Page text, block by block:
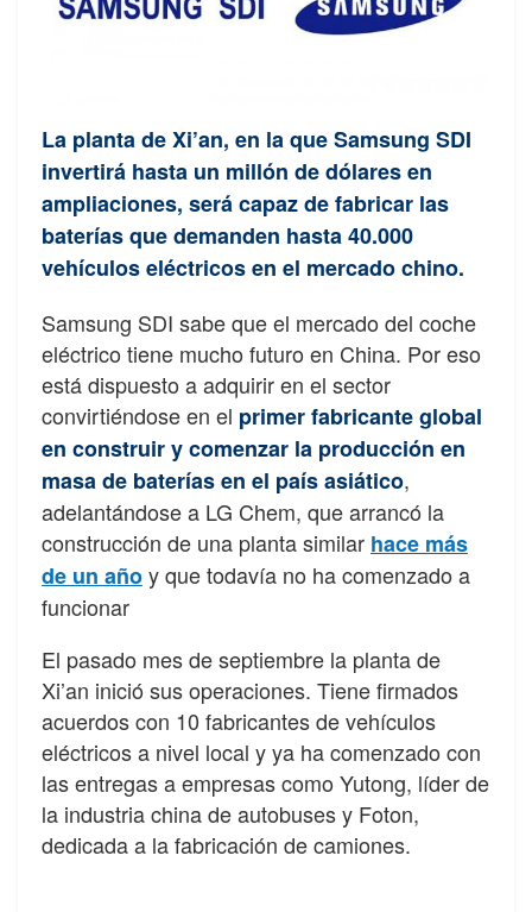
La planta de Xi’an, en la que Samsung SDI
invertirá hasta un millón de dólares en
ampliaciones, será capaz de fabricar las
baterías que demanden hasta 40.000
vehículos eléctricos en el mercado chino.
Samsung SDI sabe que el mercado del coche
eléctrico tiene mucho futuro en China. Por eso
está dispuesto a adquirir en el sector
convirtiéndose en el primer fabricante global
en construir y comenzar la producción en
masa de baterías en el país asiático,
adelantándose a LG Chem, que arrancó la
construcción de una planta similar hace más
de un añoy que todavía no ha comenzado a
funcionar
El pasado mes de septiembre la planta de
Xi’an inició sus operaciones. Tiene firmados
acuerdos con 10 fabricantes de vehículos
eléctricos a nivel local y ya ha comenzado con
las entregas a empresas como Yutong, líder de
la industria china de autobuses y Foton,
dedicada a la fabricación de camiones.